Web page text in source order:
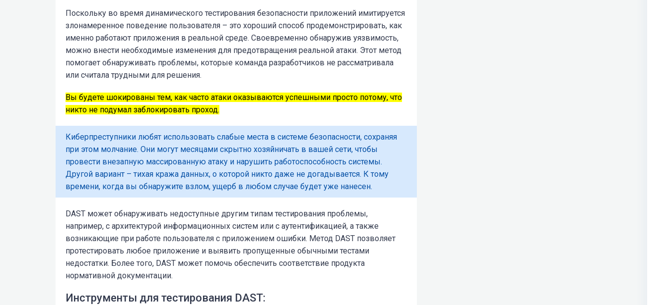
Поскольку во время динамического тестирования безопасности приложений имитируется
злонамеренное поведение пользователя – это хороший способ продемонстрировать, как
именно работают приложения в реальной среде. Своевременно обнаружив уязвимость,
можно внести необходимые изменения для предотвращения реальной атаки. Этот метод
помогает обнаруживать проблемы, которые команда разработчиков не рассматривала
или считала трудными для решения.
Вы будете шокированы тем, как часто атаки оказываются успешными просто потому, что
никто не подумал заблокировать проход.
Киберпреступники любят использовать слабые места в системе безопасности, сохраняя
при этом молчание. Они могут месяцами скрытно хозяйничать в вашей сети, чтобы
провести внезапную массированную атаку и нарушить работоспособность системы.
Другой вариант – тихая кража данных, о которой никто даже не догадывается. К тому
времени, когда вы обнаружите взлом, ущерб в любом случае будет уже нанесен.
DAST может обнаруживать недоступные другим типам тестирования проблемы,
например, с архитектурой информационных систем или с аутентификацией, а также
возникающие при работе пользователя с приложением ошибки. Метод DAST позволяет
протестировать любое приложение и выявить пропущенные обычными тестами
недостатки. Более того, DAST может помочь обеспечить соответствие продукта
нормативной документации.
Инструменты для тестирования DAST: